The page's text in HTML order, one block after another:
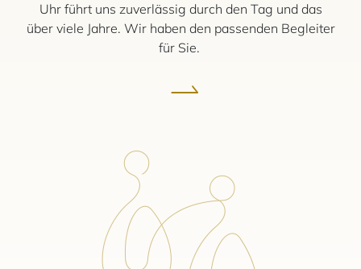
Uhr führt uns zuverlässig durch den Tag und das
über viele Jahre. Wir haben den passenden Begleiter
für Sie.